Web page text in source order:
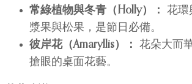
常綠植物與冬青（Holly）：
花環
漿果與松果，是節日必備。
彼岸花（Amaryllis）：
花朵大而
搶眼的桌面花藝。